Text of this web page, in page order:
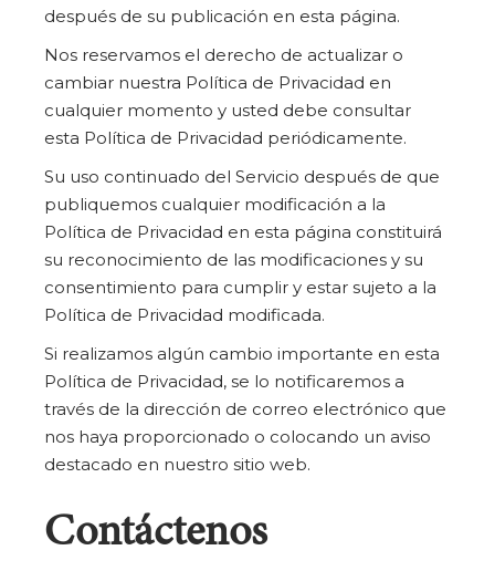
después de su publicación en esta página.
Nos reservamos el derecho de actualizar o
cambiar nuestra Política de Privacidad en
cualquier momento y usted debe consultar
esta Política de Privacidad periódicamente.
Su uso continuado del Servicio después de que
publiquemos cualquier modificación a la
Política de Privacidad en esta página constituirá
su reconocimiento de las modificaciones y su
consentimiento para cumplir y estar sujeto a la
Política de Privacidad modificada.
Si realizamos algún cambio importante en esta
Política de Privacidad, se lo notificaremos a
través de la dirección de correo electrónico que
nos haya proporcionado o colocando un aviso
destacado en nuestro sitio web.
Contáctenos